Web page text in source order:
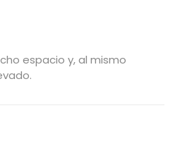
espacio y, al mismo